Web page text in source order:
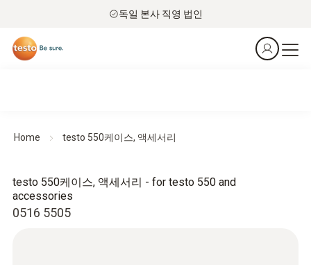
독일 본사 직영 법인
Home testo 550케이스, 액세서리
0516 5505
testo 550케이스, 액세서리 - for testo 550 and
accessories